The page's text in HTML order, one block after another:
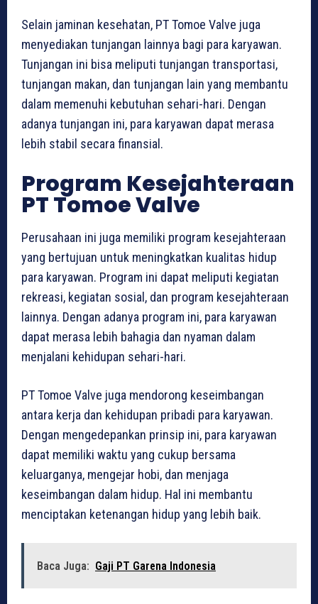
Selain jaminan kesehatan, PT Tomoe Valve juga
menyediakan tunjangan lainnya bagi para karyawan.
Tunjangan ini bisa meliputi tunjangan transportasi,
tunjangan makan, dan tunjangan lain yang membantu
dalam memenuhi kebutuhan sehari-hari. Dengan
adanya tunjangan ini, para karyawan dapat merasa
lebih stabil secara finansial.
Program Kesejahteraan
PT Tomoe Valve
Perusahaan ini juga memiliki program kesejahteraan
yang bertujuan untuk meningkatkan kualitas hidup
para karyawan. Program ini dapat meliputi kegiatan
rekreasi, kegiatan sosial, dan program kesejahteraan
lainnya. Dengan adanya program ini, para karyawan
dapat merasa lebih bahagia dan nyaman dalam
menjalani kehidupan sehari-hari.
PT Tomoe Valve juga mendorong keseimbangan
antara kerja dan kehidupan pribadi para karyawan.
Dengan mengedepankan prinsip ini, para karyawan
dapat memiliki waktu yang cukup bersama
keluarganya, mengejar hobi, dan menjaga
keseimbangan dalam hidup. Hal ini membantu
menciptakan ketenangan hidup yang lebih baik.
Baca Juga: Gaji PT Garena Indonesia